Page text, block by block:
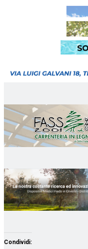
Condividi: